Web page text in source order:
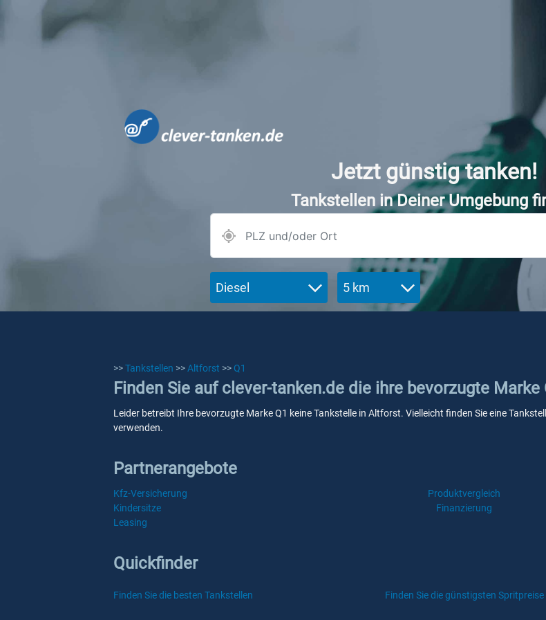
Jetzt günstig tanken!
Tankstellen in Deiner Umgebung
Diesel 5 km
>>Tankstellen >>Altforst >> Q1
Finden Sie auf clever-tanken.de die ihre bevorzugte
Leider betreibt Ihre bevorzugte Marke Q1 keine Tankstelle in Altforst. Vielleicht finden Sie eine
verwenden.
Partnerangebote
Kfz-Versicherung Produktvergleich
Kindersitze
Finanzierung
Leasing
Quickfinder
Finden Sie die besten Tankstellen Finden Sie die günstigsten Spritpreise